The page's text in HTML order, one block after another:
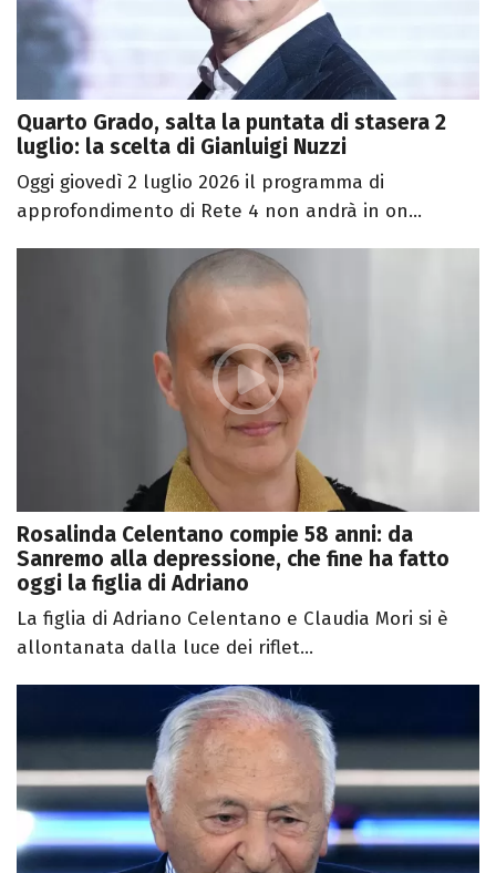
Quarto Grado, salta la puntata di stasera 2
luglio: la scelta di Gianluigi Nuzzi
Oggi giovedì 2 luglio 2026 il programma di
approfondimento di Rete 4 non andrà in on...
Rosalinda Celentano compie 58 anni: da
Sanremo alla depressione, che fine ha fatto
oggi la figlia di Adriano
La figlia di Adriano Celentano e Claudia Mori si è
allontanata dalla luce dei riflet...